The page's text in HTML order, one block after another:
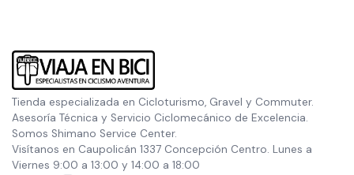
Tienda especializada en Cicloturismo, Gravel y Commuter.
Asesoría Técnica y Servicio Ciclomecánico de Excelencia.
Somos Shimano Service Center.
Visítanos en Caupolicán 1337 Concepción Centro. Lunes a
Viernes 9:00 a 13:00 y 14:00 a 18:00